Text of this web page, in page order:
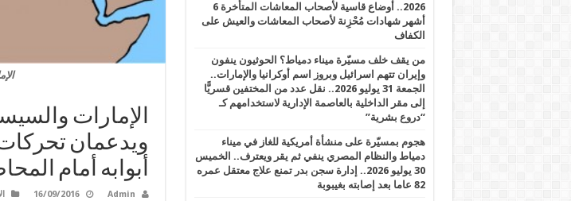
الإمارات
أبوابه أمام
Admin
16/09/2016
2026.. أوضاع قاسية لأصحاب المعاشات المتأخرة 6
أشهر شهادات مُحْزِنة لأصحاب المعاشات والعيش على
الكفاف
من يقف خلف مسيّرة ميناء دمياط؟ الحوثيون ينفون
وإيران تتهم اسرائيل وبروز اسم أوكرانيا والإمارات..
الجمعة 31 يوليو 2026.. نقل عدد من المختفين قسريًّا
إلى مقر الداخلية بالعاصمة الإدارية لاستخدامهم كـ
“دروع بشرية”
هجوم بمسيّرة على منشأة أمريكية للغاز في ميناء
دمياط والنظام المصري ينفي ثم يقر ويعترف.. الخميس
30 يوليو 2026.. إدارة سجن بدر تمنع علاج معتقل عمره
82 عاما بعد إصابته بغيبوبة